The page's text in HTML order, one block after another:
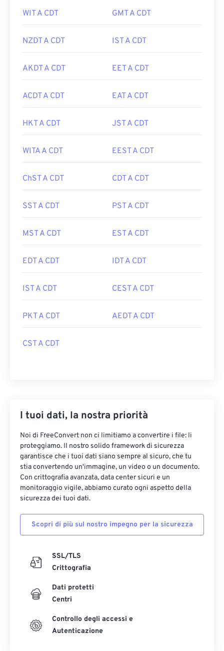
WIT A CDT GMT A CDT
NZDT A CDT IST A CDT
AKDT A CDT EET A CDT
ACDT A CDT EAT A CDT
HKT A CDT JST A CDT
WITA A CDT EEST A CDT
ChST A CDT CDT A CDT
SST A CDT PST A CDT
MST A CDT EST A CDT
EDT A CDT IDT A CDT
IST A CDT CEST A CDT
PKT A CDT AEDT A CDT
CST A CDT
I tuoi dati, la nostra priorità
Noi di FreeConvert non ci limitiamo a convertire i file: li
proteggiamo. Il nostro solido framework di sicurezza
garantisce che i tuoi dati siano sempre al sicuro, che tu
stia convertendo un'immagine, un video o un documento.
Con crittografia avanzata, data center sicuri e un
monitoraggio vigile, abbiamo curato ogni aspetto della
sicurezza dei tuoi dati.
Scopri di più sul nostro impegno per la sicurezza
SSL/TLS
Crittografia
Dati protetti
Centri
Controllo degli accessi e
Autenticazione